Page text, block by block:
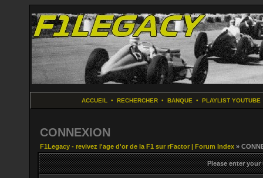
ACCUEIL • RECHERCHER• BANQUE • PLAYLIST YOUTUBE
CONNEXION
F1Legacy - revivez l'age d'or de la F1 sur rFactor | Forum Index »
Please enter